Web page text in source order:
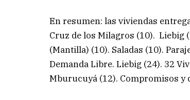
En resumen: las viviendas
Cruz de los Milagros (10). Liebig
(Mantilla) (10). Saladas (10).
Demanda Libre. Liebig (24). 32
Mburucuyá (12). Compromisos y